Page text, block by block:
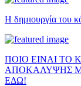
Η δημιουργία του
ΠΟΙΟ ΕΙΝΑΙ ΤΟ
ΑΠΟΚΑΛΥΨΗΣ
ΕΔΩ!